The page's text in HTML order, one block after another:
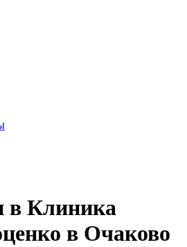
в Клиника
в Очаково